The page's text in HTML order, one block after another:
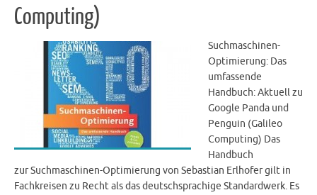
Computing)
Suchmaschinen-
Optimierung: Das
umfassende
Handbuch: Aktuell zu
Google Panda und
Penguin (Galileo
Computing) Das
Handbuch
zur Suchmaschinen-Optimierung von Sebastian Erlhofer gilt in
Fachkreisen zu Recht als das deutschsprachige Standardwerk. Es